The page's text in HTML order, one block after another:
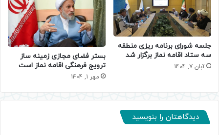
جلسه شورای برنامه ریزی منطقه
سه ستاد اقامه نماز برگزار شد
آبان 7, 1404
بستر فضای مجازی زمینه ساز
ترویج فرهنگی اقامه نماز است
مهر 1, 1404
دیدگاهتان را بنویسید